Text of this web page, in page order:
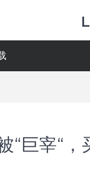
巨宰“，